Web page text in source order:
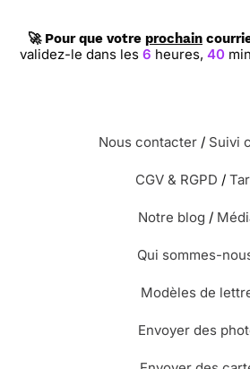
🚀 Pour que votre prochain
validez-le dans les 6 heures, 40
Nous contacter / Suivi
CGV & RGPD /
Notre blog /
Qui sommes-
Modèles de
Envoyer des